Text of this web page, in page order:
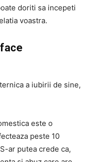
doriti sa incepeti
voastra.
a iubirii de sine,
este o
peste 10
ar putea crede ca,